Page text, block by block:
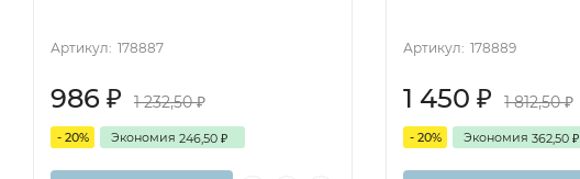
Артикул: 178887
986 ₽ 1 232,50₽
- 20% Экономия 246,50 ₽
Артикул: 178889
1 450₽ 1 812,50₽
- 20% Экономия362,50₽